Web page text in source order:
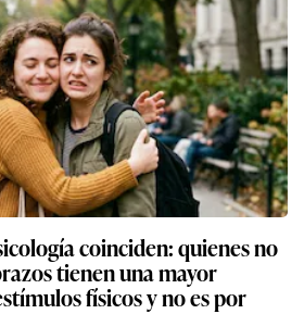
coinciden: quienes no
tienen una mayor
físicos y no es por